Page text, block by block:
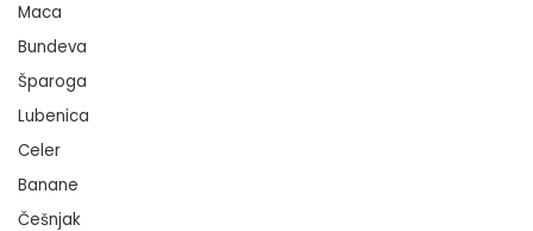
Maca
Bundeva
Šparoga
Lubenica
Celer
Banane
Češnjak